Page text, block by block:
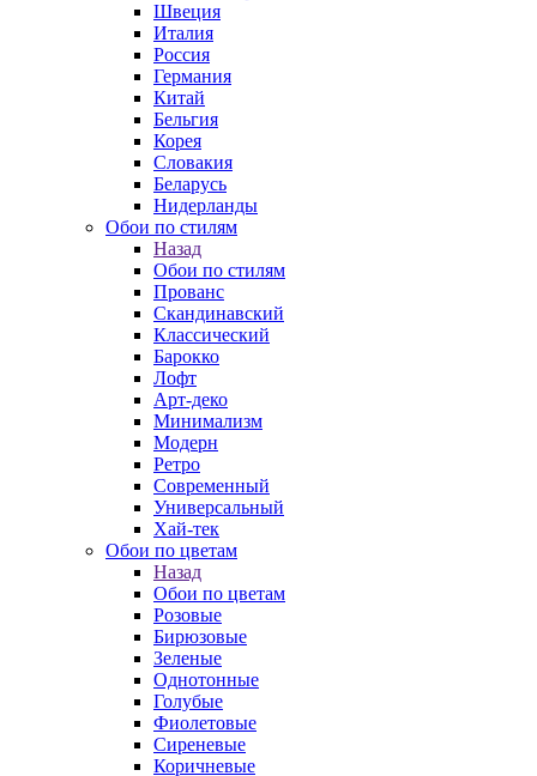
Швеция
Италия
Россия
Германия
Китай
Бельгия
Корея
Словакия
Беларусь
Нидерланды
Обои по стилям
Назад
Обои по стилям
Прованс
Скандинавский
Классический
Барокко
Лофт
Арт-деко
Минимализм
Модерн
Ретро
Современный
Универсальный
Хай-тек
Обои по цветам
Назад
Обои по цветам
Розовые
Бирюзовые
Зеленые
Однотонные
Голубые
Фиолетовые
Сиреневые
Коричневые